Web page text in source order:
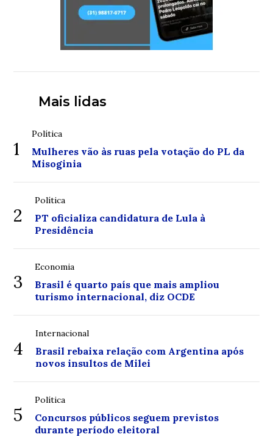
Mais lidas
1
Política
Mulheres vão às ruas pela votação do PL da
Misoginia
2
Política
PT oficializa candidatura de Lula à
Presidência
3
Economia
Brasil é quarto país que mais ampliou
turismo internacional, diz OCDE
4
Internacional
Brasil rebaixa relação com Argentina após
novos insultos de Milei
5
Política
Concursos públicos seguem previstos
durante período eleitoral